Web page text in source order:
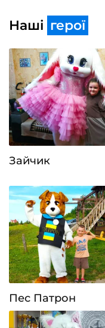
Наші герої
Зайчик
Пес Патрон